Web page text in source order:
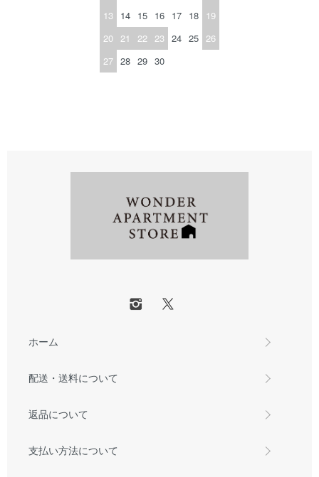
13
14 15 16 17 18
19
20 21 22 23 24 25 26
27 28 29 30
ホーム
配送・送料について
返品について
支払い方法について